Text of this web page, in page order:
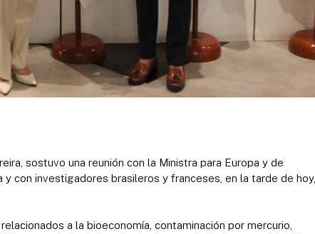
sostuvo una reunión con la Ministra para Europa y de
con investigadores brasileros y franceses, en la tarde de hoy,
a la bioeconomía, contaminación por mercurio,